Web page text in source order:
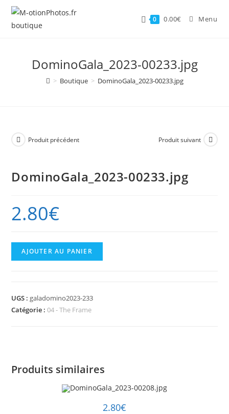
Skip
content
0 0.00€ Menu
DominoGala_2023-00233.jpg
> Boutique > DominoGala_2023-00233.jpg
Produit précédent Produit suivant
DominoGala_2023-00233.jpg
2.80€
quantité
de
AJOUTER AU PANIER
UGS : galadomino2023-233
Catégorie :04 - The Frame
Produits similaires
2.80€